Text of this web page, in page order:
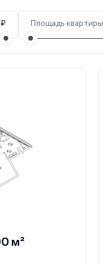
Площадь квартиры
м²